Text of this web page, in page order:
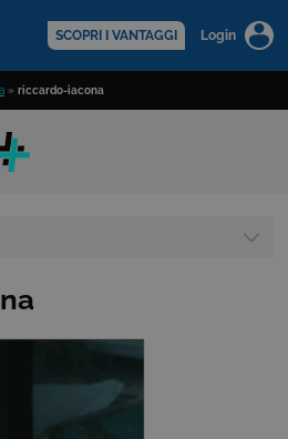
SCOPRI I VANTAGGI Login
» riccardo-iacona